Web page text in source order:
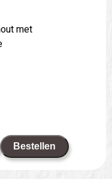
met
Bestellen